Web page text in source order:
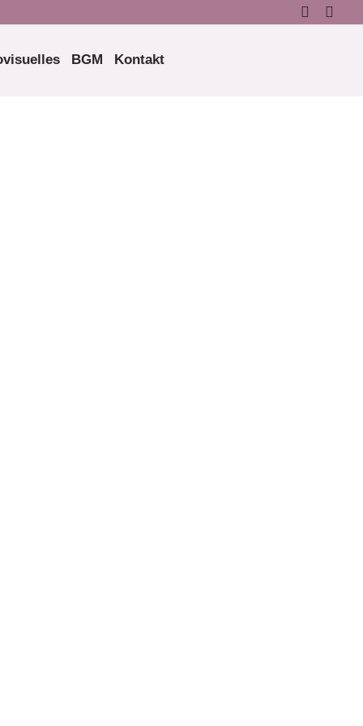
BGM Kontakt